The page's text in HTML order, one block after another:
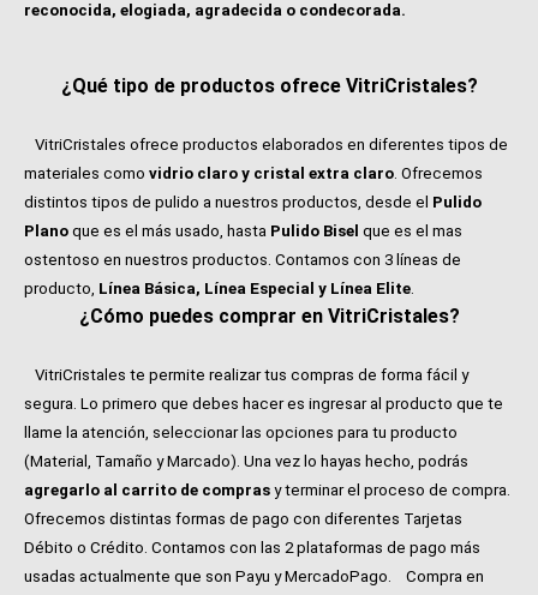
reconocida, elogiada, agradecida o condecorada.
¿Qué tipo de productos ofrece VitriCristales?
VitriCristales ofrece productos elaborados en diferentes tipos de
materiales como vidrio claro y cristal extra claro. Ofrecemos
distintos tipos de pulido a nuestros productos, desde el Pulido
Plano que es el más usado, hasta Pulido Bisel que es el mas
ostentoso en nuestros productos. Contamos con 3 líneas de
producto, Línea Básica, Línea Especial y Línea Elite.
¿Cómo puedes comprar en VitriCristales?
VitriCristales te permite realizar tus compras de forma fácil y
segura. Lo primero que debes hacer es ingresar al producto que te
llame la atención, seleccionar las opciones para tu producto
(Material, Tamaño y Marcado). Una vez lo hayas hecho, podrás
agregarlo al carrito de compras y terminar el proceso de compra.
Ofrecemos distintas formas de pago con diferentes Tarjetas
Débito o Crédito. Contamos con las 2 plataformas de pago más
usadas actualmente que son Payu y MercadoPago.
Compra en